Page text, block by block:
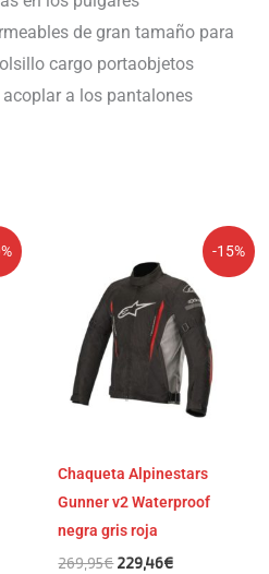
de gran tamaño para
cargo portaobjetos
a los pantalones
-15%
Chaqueta Alpinestars
Gunner v2 Waterproof
negra gris roja
269,95€
precio
original
era:
269,95€.
229,46€
precio
actual
es:
229,46€.